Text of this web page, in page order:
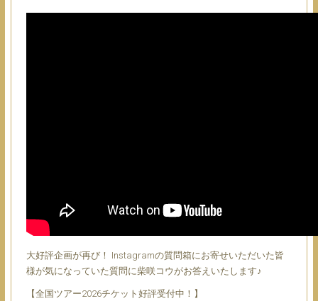
大好評企画が再び！ Instagramの質問箱にお寄せいただいた皆
様が気になっていた質問に柴咲コウがお答えいたします♪
【全国ツアー2026チケット好評受付中！】